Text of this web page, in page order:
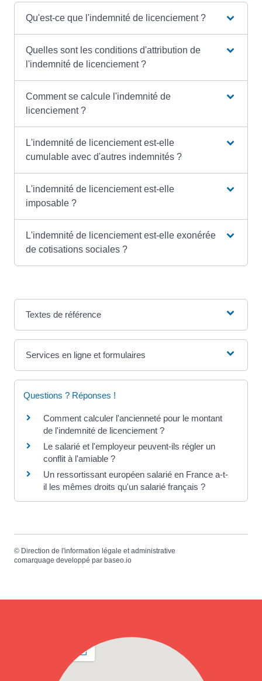
Qu'est-ce que l'indemnité de licenciement ?
Quelles sont les conditions d'attribution de
l'indemnité de licenciement ?
Comment se calcule l'indemnité de
licenciement ?
L'indemnité de licenciement est-elle
cumulable avec d'autres indemnités ?
L'indemnité de licenciement est-elle
imposable ?
L'indemnité de licenciement est-elle exonérée
de cotisations sociales ?
Textes de référence
Services en ligne et formulaires
Questions ? Réponses !
Comment calculer l'ancienneté pour le montant
de l'indemnité de licenciement ?
Le salarié et l'employeur peuvent-ils régler un
conflit à l'amiable ?
Un ressortissant européen salarié en France a-t-
il les mêmes droits qu'un salarié français ?
© Direction de l'information légale et administrative
comarquage developpé par baseo.io